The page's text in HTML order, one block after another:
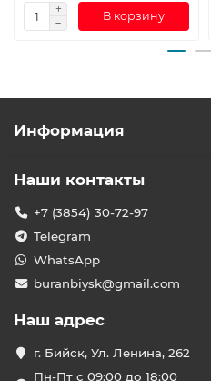
В корзину
Информация
Наши контакты
+7 (3854) 30-72-97
Telegram
WhatsApp
buranbiysk@gmail.com
Наш адрес
г. Бийск, Ул. Ленина, 262
Пн-Пт с 09:00 до 18:00